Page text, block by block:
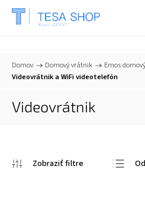
📞+421 903 553 805
Domov / Domový vrátnik / Emos
Videovrátnik a WiFi videotelefón
Videovrátnik